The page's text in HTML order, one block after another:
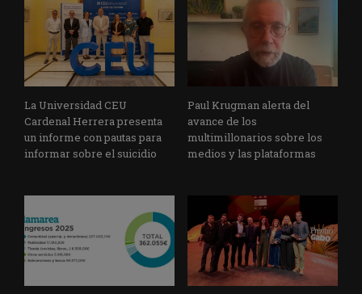
La Universidad CEU
Cardenal Herrera presenta
un informe con pautas para
informar sobre el suicidio
Paul Krugman alerta del
avance de los
multimillonarios sobre los
medios y las plataformas